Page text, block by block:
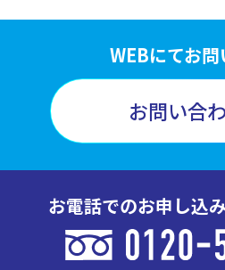
WEBにてお
お問い合
お電話でのお申し込